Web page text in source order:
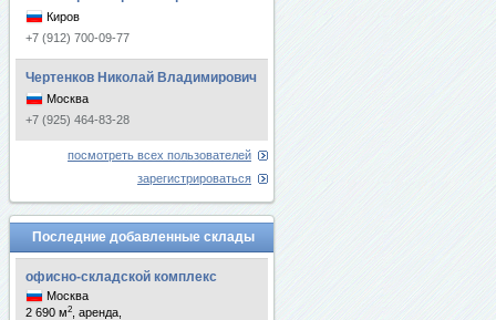
Киров
+7 (912) 700-09-77
Чертенков Николай Владимирович
Москва
+7 (925) 464-83-28
посмотреть всех пользователей
зарегистрироваться
Последние добавленные склады
офисно-складской комплекс
Москва
2 690 м2
, аренда,